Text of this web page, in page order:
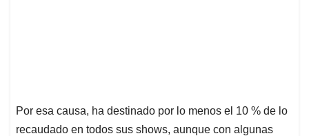
Por esa causa, ha destinado por lo menos el 10 % de lo
recaudado en todos sus shows, aunque con algunas